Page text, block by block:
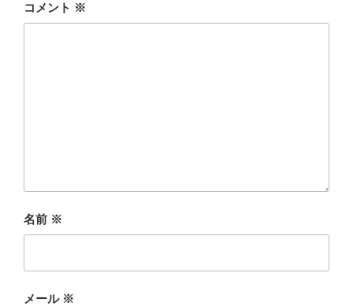
コメント ※
名前 ※
メール ※